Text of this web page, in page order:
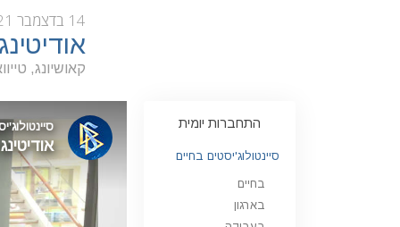
מה סיינטולוגים
העקרונות
מבוא לדיאנטיקה
אהבה ושנאה –
מהי גדוּלה?
14 בדצמבר 2021
קאושיונג,
התחברות יומית
סיינטולוג'יסטים בחיים
בחיים
בארגון